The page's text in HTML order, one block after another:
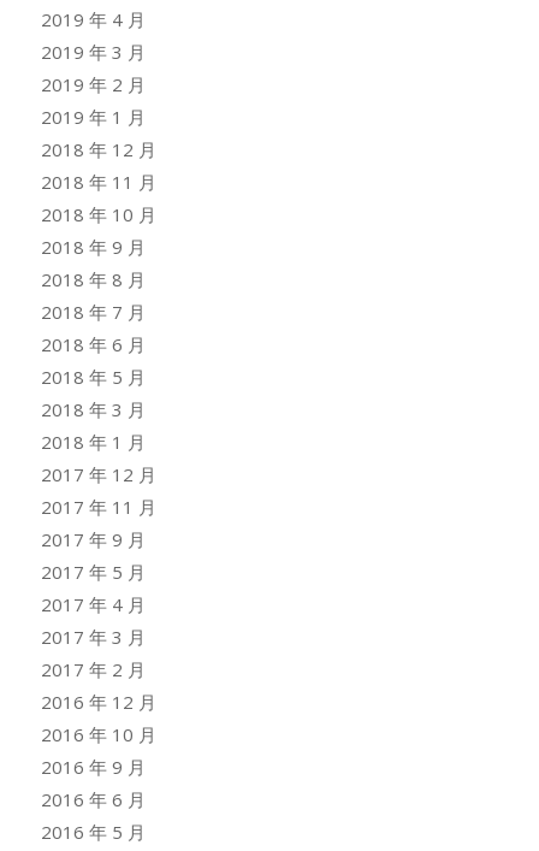
2019 年 4 月
2019 年 3 月
2019 年 2 月
2019 年 1 月
2018 年 12 月
2018 年 11 月
2018 年 10 月
2018 年 9 月
2018 年 8 月
2018 年 7 月
2018 年 6 月
2018 年 5 月
2018 年 3 月
2018 年 1 月
2017 年 12 月
2017 年 11 月
2017 年 9 月
2017 年 5 月
2017 年 4 月
2017 年 3 月
2017 年 2 月
2016 年 12 月
2016 年 10 月
2016 年 9 月
2016 年 6 月
2016 年 5 月